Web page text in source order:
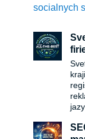
socialnych